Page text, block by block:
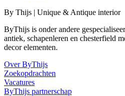
By Thijs | Unique & Antique interior
ByThijs is onder andere
antiek, schapenleren en chesterfield
decor elementen.
Over ByThijs
Zoekopdrachten
Vacatures
ByThijs partnerschap